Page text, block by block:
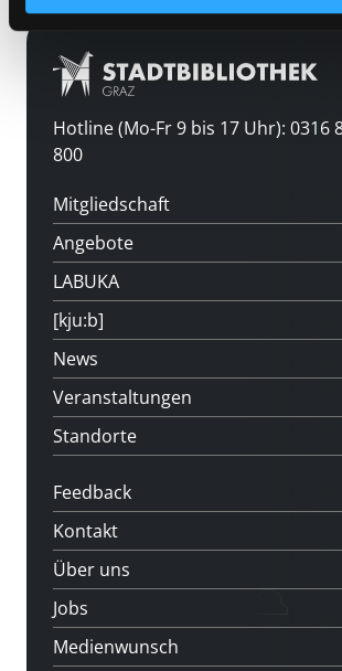
Hotline (Mo-Fr 9 bis 17 Uhr): 0316
800
Mitgliedschaft
Angebote
LABUKA
[kju:b]
News
Veranstaltungen
Standorte
Feedback
Kontakt
Über uns
Jobs
Medienwunsch